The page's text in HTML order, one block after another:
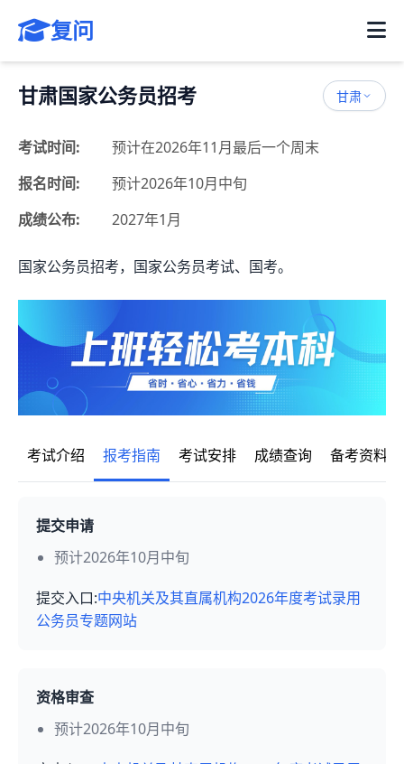
复问
甘肃国家公务员招考 甘肃
考试时间:
预计在2026年11月最后一个周末
报名时间:
预计2026年10月中旬
成绩公布:
2027年1月
国家公务员招考，国家公务员考试、国考。
考试介绍 报考指南 考试安排 成绩查询 备考资料
提交申请
预计2026年10月中旬
提交入口:中央机关及其直属机构2026年度考试录用
公务员专题网站
资格审查
预计2026年10月中旬